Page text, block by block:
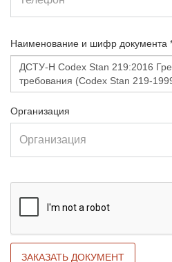
Наименование и шифр документа
Организация